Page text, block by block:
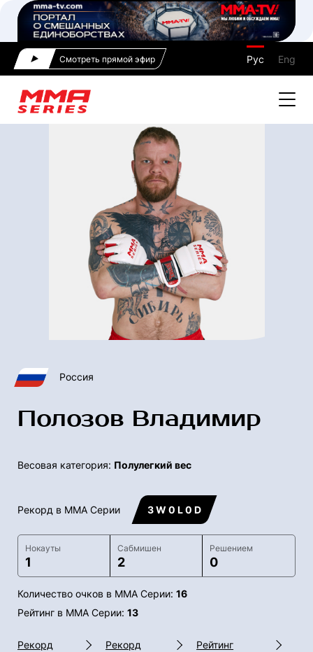
Смотреть прямой эфир Рус Eng
Россия
Полозов Владимир
Весовая категория: Полулегкий вес
Рекорд в ММА Серии 3 W 0 L 0 D
Нокауты
1
Сабмишен
2
Решением
0
Количество очков в ММА Серии: 16
Рейтинг в ММА Серии: 13
Рекорд
Рекорд
Рейтинг